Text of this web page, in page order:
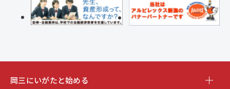
岡三にいがたと始める